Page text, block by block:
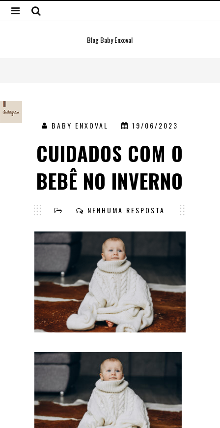
Blog Baby Enxoval
BABY ENXOVAL 19/06/2023
CUIDADOS COM O
BEBÊ NO INVERNO
NENHUMA RESPOSTA